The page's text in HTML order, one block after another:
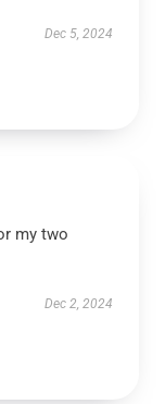
Dec 5, 2024
my two
Dec 2, 2024